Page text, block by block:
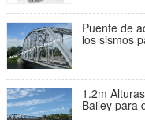
Puente de
los sismos
1.2m
Bailey para